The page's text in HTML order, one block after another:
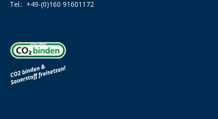
Tel.: +49-(0)160 91601172